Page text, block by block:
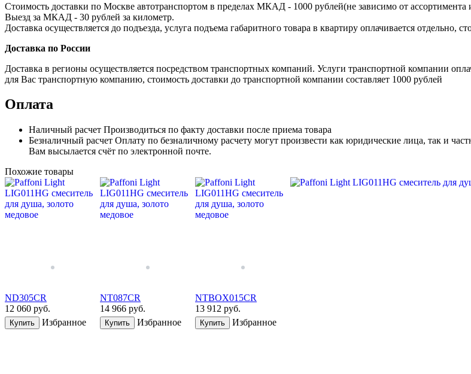
Стоимость доставки по Москве автотранспортом в пределах МКАД - 1000 рублей(не зависимо от ассортимента
Выезд за МКАД - 30 рублей за километр.
Доставка осуществляется до подъезда, услуга подъема габаритного товара в квартиру оплачивается отдельно,
Доставка по России
Доставка в регионы осуществляется посредством транспортных компаний. Услуги транспортной компании
для Вас транспортную компанию, стоимость доставки до транспортной компании составляет 1000 рублей
Оплата
Наличный расчет Производиться по факту доставки после приема товара
Безналичный расчет Оплату по безналичному расчету могут произвести как юридические лица, так и
Вам высылается счёт по электронной почте.
Похожие товары
ND305CR
12 060 руб.
Купить Избранное
NT087CR
14 966 руб.
Купить Избранное
NTBOX015CR
13 912 руб.
Купить Избранное